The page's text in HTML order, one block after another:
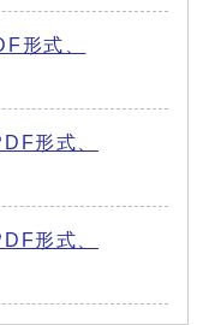
形式、
形式、
形式、